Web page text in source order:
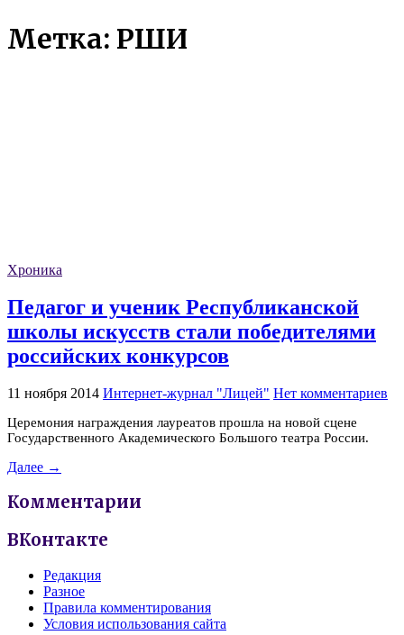
Метка: РШИ
Хроника
Педагог и ученик Республиканской
школы искусств стали победителями
российских конкурсов
11 ноября 2014 Интернет-журнал "Лицей" Нет комментариев
Церемония награждения лауреатов прошла на новой сцене
Государственного Академического Большого театра России.
Далее →
Комментарии
ВКонтакте
Редакция
Разное
Правила комментирования
Условия использования сайта